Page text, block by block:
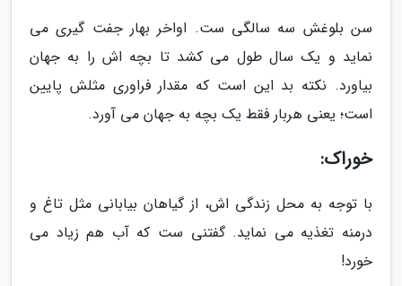
سن بلوغش سه سالگی ست. اواخر بهار جفت گیری می
نماید و یک سال طول می کشد تا بچه اش را به جهان
بیاورد. نکته بد این است که مقدار فراوری مثلش پایین
است؛ یعنی هربار فقط یک بچه به جهان می آورد.
خوراک:
با توجه به محل زندگی اش، از گیاهان بیابانی مثل تاغ و
درمنه تغذیه می نماید. گفتنی ست که آب هم زیاد می
خورد!